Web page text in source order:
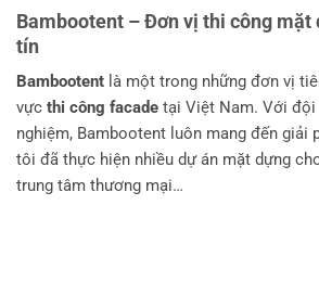
Bambootent – Đơn vị thi công mặt
tín
Bambootent là một trong những đơn vị
vực thi công facade tại Việt Nam. Với
nghiệm, Bambootent luôn mang đến giải
tôi đã thực hiện nhiều dự án mặt dựng
trung tâm thương mại…